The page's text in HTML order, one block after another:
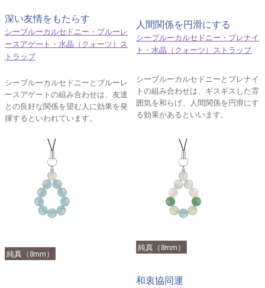
深い友情をもたらす
シーブルーカルセドニー・ブルーレ
ースアゲート・水晶（クォーツ）ス
トラップ
シーブルーカルセドニーとブルーレ
ースアゲートの組み合わせは、友達
との良好な関係を望む人に効果を発
揮するといわれています。
人間関係を円滑にする
シーブルーカルセドニー・プレナイ
ト・水晶（クォーツ）ストラップ
シーブルーカルセドニーとプレナイ
トの組み合わせは、ギスギスした雰
囲気を和らげ、人間関係を円滑にす
る効果があるといいます。
純真（8mm）
純真（8mm）
和衷協同運